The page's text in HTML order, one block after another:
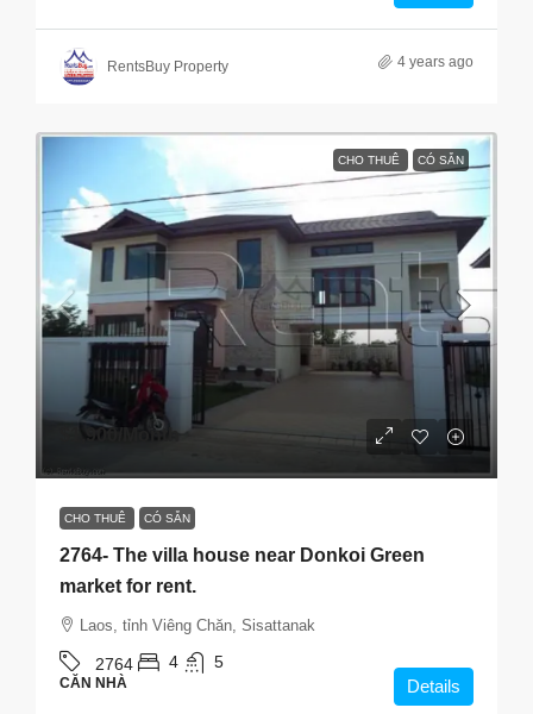
RentsBuy Property 4 years ago
CHO THUÊ CÓ SẴN
/Month
CHO THUÊ CÓ SẴN
2764- The villa house near Donkoi Green
market for rent.
Laos, tỉnh Viêng Chăn, Sisattanak
2764 4 5
CĂN NHÀ Details